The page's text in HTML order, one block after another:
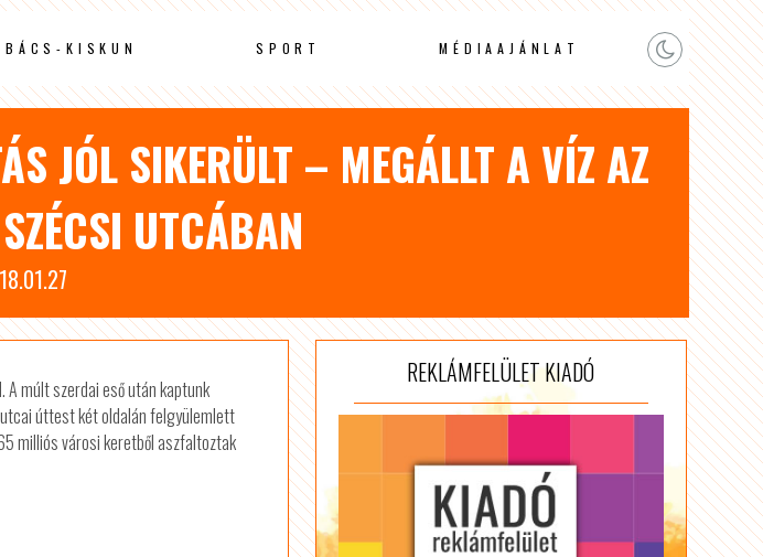
BÁCS-KISKUN SPORT MÉDIAAJÁNLAT
JÓL SIKERÜLT – MEGÁLLT A VÍZ AZ
UTCÁBAN
A múlt szerdai eső után kaptunk
úttest két oldalán felgyülemlett
milliós városi keretből aszfaltoztak
REKLÁMFELÜLET KIADÓ